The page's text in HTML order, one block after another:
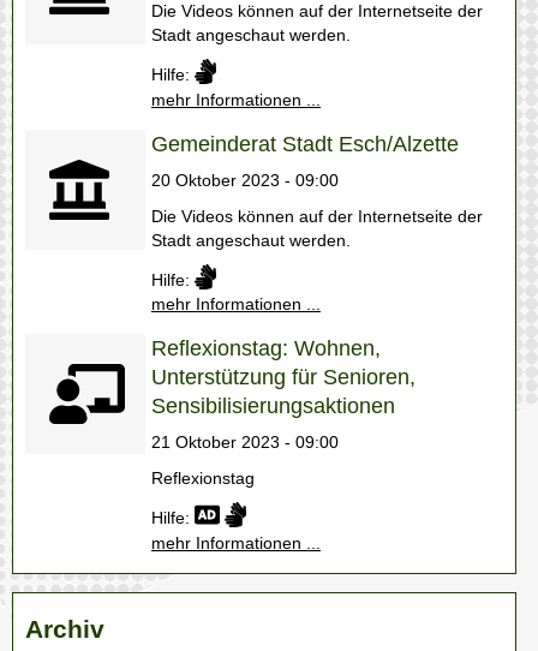
Die Videos können auf der Internetseite der
Stadt angeschaut werden.
Hilfe:
mehr Informationen ...
Gemeinderat Stadt Esch/Alzette
20 Oktober 2023 - 09:00
Die Videos können auf der Internetseite der
Stadt angeschaut werden.
Hilfe:
mehr Informationen ...
Reflexionstag: Wohnen,
Unterstützung für Senioren,
Sensibilisierungsaktionen
21 Oktober 2023 - 09:00
Reflexionstag
Hilfe:
mehr Informationen ...
Archiv